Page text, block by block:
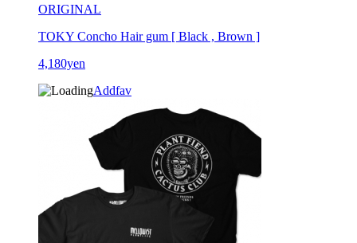
ORIGINAL
TOKY Concho Hair gum [ Black , Brown ]
4,180yen
Addfav